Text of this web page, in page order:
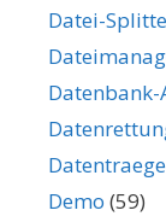
Datei-
Demo (59)